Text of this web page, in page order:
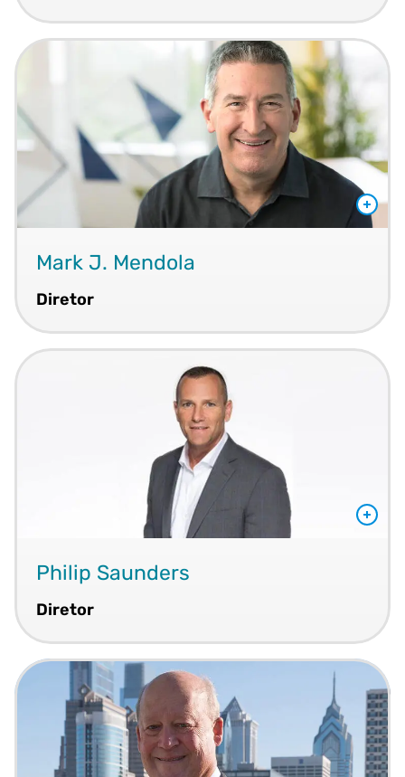
Mark J. Mendola
Diretor
Philip Saunders
Diretor